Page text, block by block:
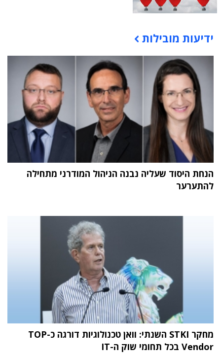
תוכן פרסומי
ידיעות מובילות
הנחת היסוד שעליה נבנה הניהול המודרני מתחילה
להתערער
מחקר STKI השנתי: וואן טכנולוגיות דורגה כ-TOP
Vendor בכל תחומי שוק ה-IT